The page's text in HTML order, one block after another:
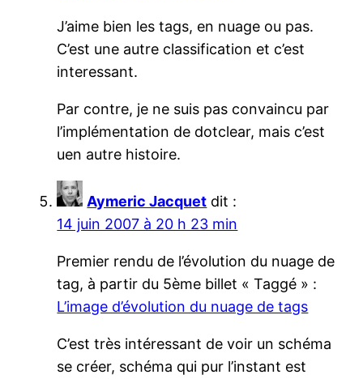
J’aime bien les tags, en nuage ou pas.
C’est une autre classification et c’est
interessant.
Par contre, je ne suis pas convaincu par
l’implémentation de dotclear, mais c’est
uen autre histoire.
Aymeric Jacquet dit :
14 juin 2007 à 20 h 23 min
Premier rendu de l’évolution du nuage de
tag, à partir du 5ème billet « Taggé » :
L’image d’évolution du nuage de tags
C’est très intéressant de voir un schéma
se créer, schéma qui pur l’instant est